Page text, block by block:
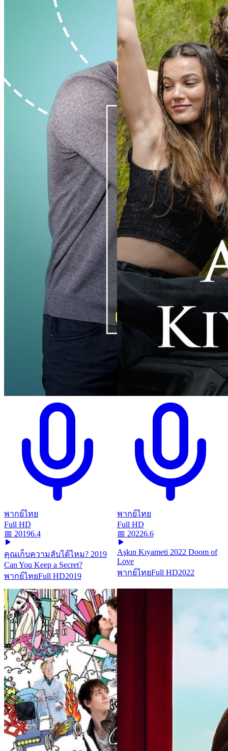
พากย์ไทย
Full HD
📅 20196.4
คุณเก็บความลับได้ไหม? 2019
Can You Keep a Secret?
พากย์ไทยFull HD2019
พากย์ไทย
Full HD
📅 20226.6
Aşkın Kıyameti 2022 Doom of
Love
พากย์ไทยFull HD2022